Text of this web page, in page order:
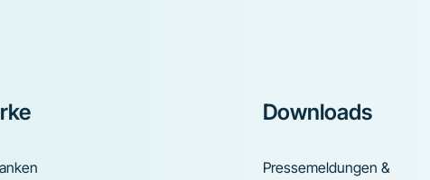
Downloads
Pressemeldungen &